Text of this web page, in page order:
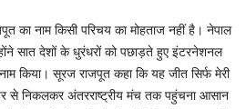
का नाम किसी परिचय का मोहताज नहीं है। नेपाल
सात देशों के धुरंधरों को पछाड़ते हुए इंटरनेशनल
किया। सूरज राजपूत कहा कि यह जीत सिर्फ मेरी
से निकलकर अंतरराष्ट्रीय मंच तक पहुंचना आसान